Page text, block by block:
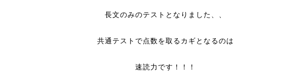
長文のみのテストとなりました、、
共通テストで点数を取るカギとなるのは
速読力です！！！